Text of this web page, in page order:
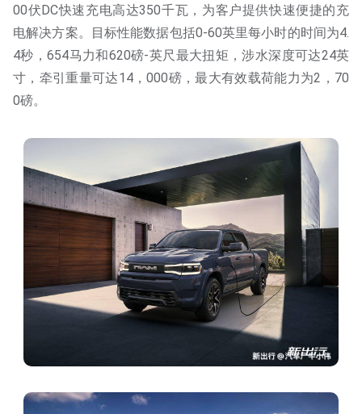
00伏DC快速充电高达350千瓦，为客户提供快速便捷的充
电解决方案。目标性能数据包括0-60英里每小时的时间为4.
4秒，654马力和620磅-英尺最大扭矩，涉水深度可达24英
寸，牵引重量可达14，000磅，最大有效载荷能力为2，70
0磅。